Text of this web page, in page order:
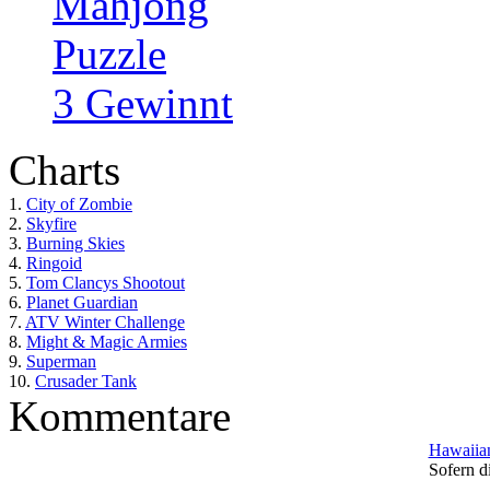
Puzzle
3 Gewinnt
Charts
1. City of Zombie
2. Skyfire
3. Burning Skies
4. Ringoid
5. Tom Clancys Shootout
6. Planet Guardian
7. ATV Winter Challenge
8. Might & Magic Armies
9. Superman
10. Crusader Tank
Kommentare
Sofern